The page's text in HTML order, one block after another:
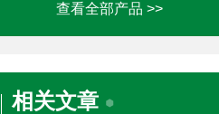
查看全部产品 >>
相关文章